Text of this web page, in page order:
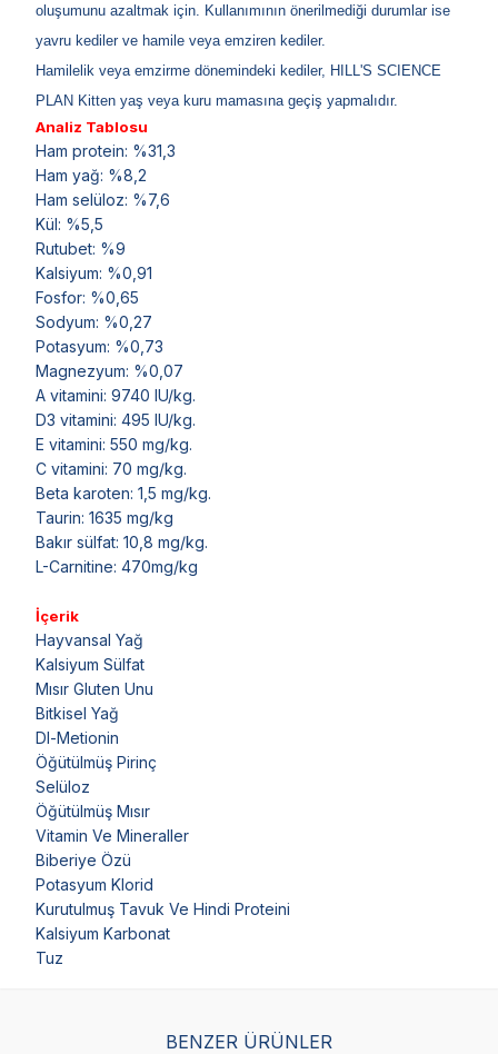
oluşumunu azaltmak için. Kullanımının önerilmediği durumlar ise
yavru kediler ve hamile veya emziren kediler.
Hamilelik veya emzirme dönemindeki kediler, HILL'S SCIENCE
PLAN Kitten yaş veya kuru mamasına geçiş yapmalıdır.
Analiz Tablosu
Ham protein: %31,3
Ham yağ: %8,2
Ham selüloz: %7,6
Kül: %5,5
Rutubet: %9
Kalsiyum: %0,91
Fosfor: %0,65
Sodyum: %0,27
Potasyum: %0,73
Magnezyum: %0,07
A vitamini: 9740 IU/kg.
D3 vitamini: 495 IU/kg.
E vitamini: 550 mg/kg.
C vitamini: 70 mg/kg.
Beta karoten: 1,5 mg/kg.
Taurin: 1635 mg/kg
Bakır sülfat: 10,8 mg/kg.
L-Carnitine: 470mg/kg
İçerik
Hayvansal Yağ
Kalsiyum Sülfat
Mısır Gluten Unu
Bitkisel Yağ
Dl-Metionin
Öğütülmüş Pirinç
Selüloz
Öğütülmüş Mısır
Vitamin Ve Mineraller
Biberiye Özü
Potasyum Klorid
Kurutulmuş Tavuk Ve Hindi Proteini
Kalsiyum Karbonat
Tuz
BENZER ÜRÜNLER